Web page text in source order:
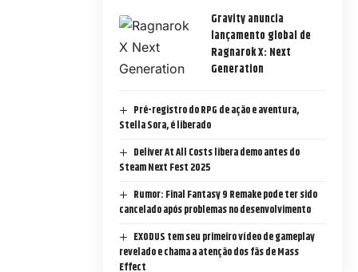
Gravity anuncia
lançamento global de
Ragnarok X: Next
Generation
Pré-registro do RPG de ação e aventura,
Stella Sora, é liberado
Deliver At All Costs libera demo antes do
Steam Next Fest 2025
Rumor: Final Fantasy 9 Remake pode ter sido
cancelado após problemas no desenvolvimento
EXODUS tem seu primeiro vídeo de gameplay
revelado e chama a atenção dos fãs de Mass
Effect